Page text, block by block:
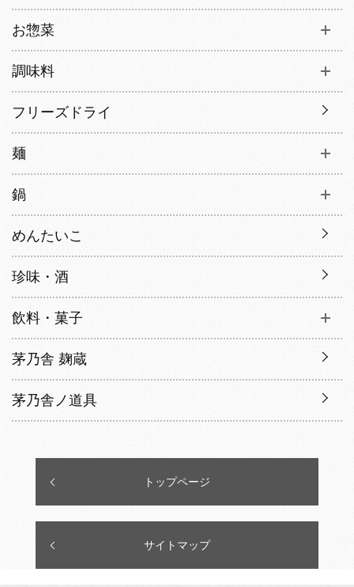
お惣菜
調味料
フリーズドライ
麺
鍋
めんたいこ
珍味・酒
飲料・菓子
茅乃舎 麹蔵
茅乃舎ノ道具
トップページ
サイトマップ